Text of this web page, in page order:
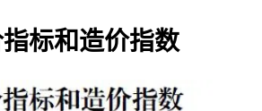
标和造价指数